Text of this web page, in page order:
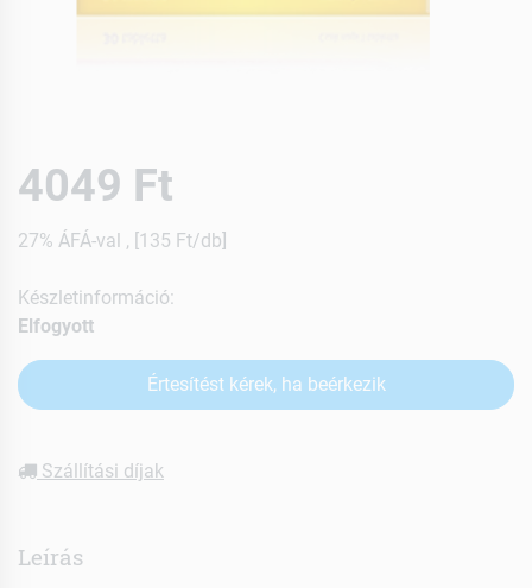
4049 Ft
27% ÁFÁ-val , [135 Ft/db]
Készletinformáció:
Elfogyott
Értesítést kérek, ha beérkezik
Szállítási díjak
Leírás